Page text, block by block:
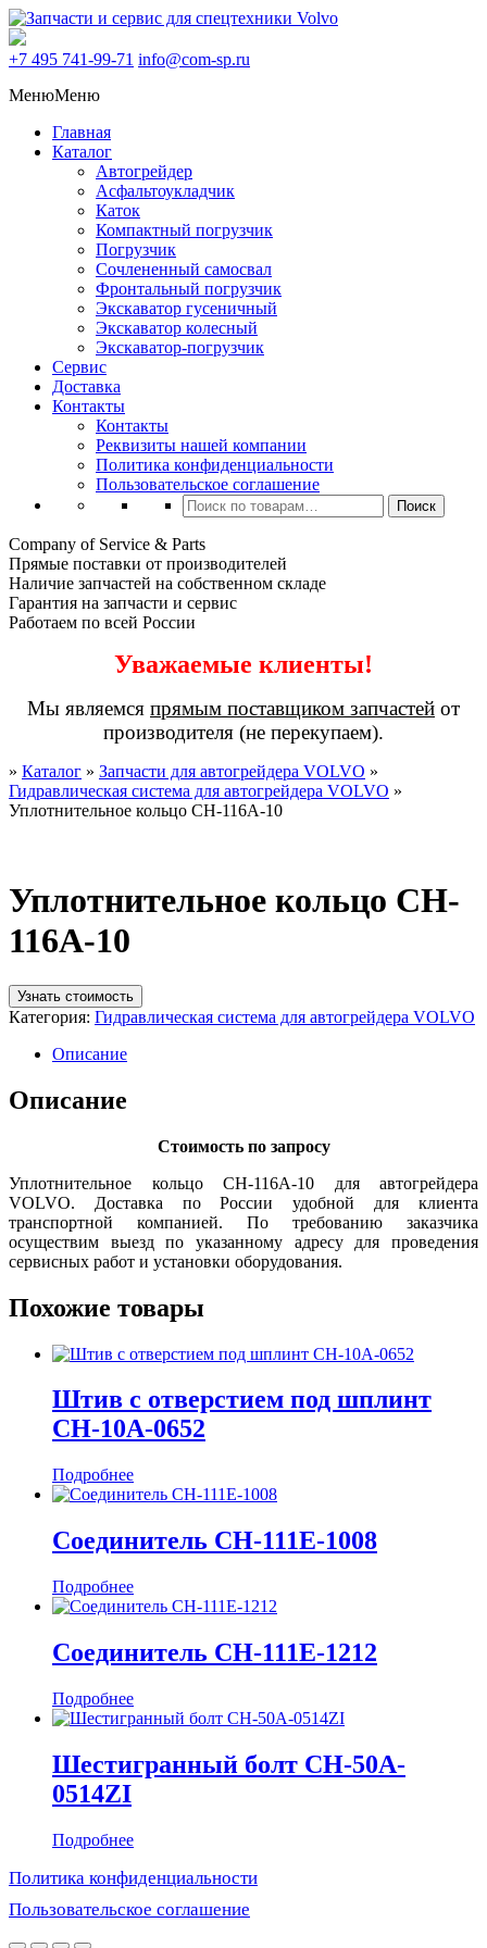
+7 495 741-99-71 info@com-sp.ru
МенюМеню
Главная
Каталог
Автогрейдер
Асфальтоукладчик
Каток
Компактный погрузчик
Погрузчик
Сочлененный самосвал
Фронтальный погрузчик
Экскаватор гусеничный
Экскаватор колесный
Экскаватор-погрузчик
Сервис
Доставка
Контакты
Контакты
Реквизиты нашей компании
Политика конфиденциальности
Пользовательское соглашение
Искать:
Поиск
Company of Service & Parts
Прямые поставки от производителей
Наличие запчастей на собственном складе
Гарантия на запчасти и сервис
Работаем по всей России
Уважаемые клиенты!
Мы являемся прямым поставщиком запчастей от
производителя (не перекупаем).
» Каталог » Запчасти для автогрейдера VOLVO »
Гидравлическая система для автогрейдера VOLVO »
Уплотнительное кольцо CH-116A-10
Уплотнительное кольцо CH-
116A-10
Узнать стоимость
Категория: Гидравлическая система для автогрейдера VOLVO
Описание
Описание
Стоимость по запросу
Уплотнительное кольцо CH-116A-10 для автогрейдера
VOLVO. Доставка по России удобной для клиента
транспортной компанией. По требованию заказчика
осуществим выезд по указанному адресу для проведения
сервисных работ и установки оборудования.
Похожие товары
Штив с отверстием под шплинт
CH-10A-0652
Подробнее
Соединитель CH-111E-1008
Подробнее
Соединитель CH-111E-1212
Подробнее
Шестигранный болт CH-50A-
0514ZI
Подробнее
Политика конфиденциальности
Пользовательское соглашение